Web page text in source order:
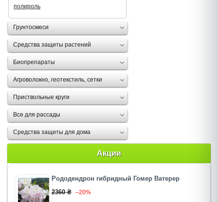
полироль
Грунтосмеси
Средства защиты растений
Биопрепараты
Агроволокно, геотекстиль, сетки
Приствольные круги
Все для рассады
Средства защиты для дома
Акции
Рододендрон гибридный Гомер Ватерер
2360 ₴ –20%